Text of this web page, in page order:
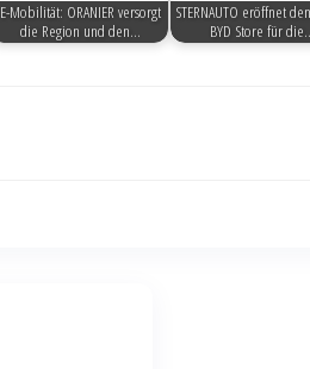
E-Mobilität: ORANIER versorgt
die Region und den…
STERNAUTO eröffnet
BYD Store für